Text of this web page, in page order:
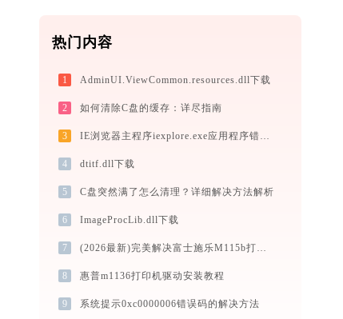
热门内容
1 AdminUI.ViewCommon.resources.dll下载
2 如何清除C盘的缓存：详尽指南
3 IE浏览器主程序iexplore.exe应用程序错误0xc0000008解决方法
4 dtitf.dll下载
5 C盘突然满了怎么清理？详细解决方法解析
6 ImageProcLib.dll下载
7 (2026最新)完美解决富士施乐M115b打印机驱动安装困扰，全面下载安装教程
8 惠普m1136打印机驱动安装教程
9 系统提示0xc0000006错误码的解决方法